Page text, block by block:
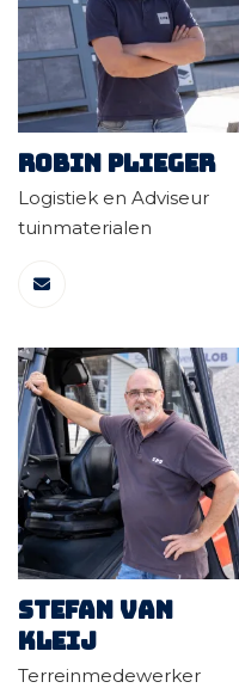
Robin Plieger
Logistiek en Adviseur
tuinmaterialen
Stefan van
Kleij
Terreinmedewerker